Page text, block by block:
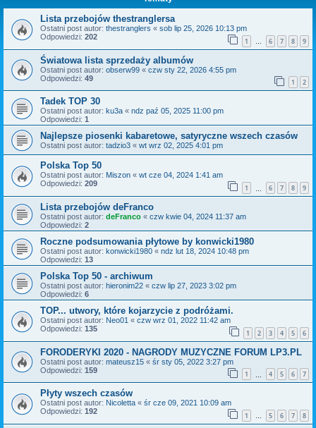
Lista przebojów thestranglersa
Ostatni post autor: thestranglers « sob lip 25, 2026 10:13 pm
Odpowiedzi: 202 1 … 6 7 8 9
Światowa lista sprzedaży albumów
Ostatni post autor: obserw99 « czw sty 22, 2026 4:55 pm
Odpowiedzi: 49 1 2
Tadek TOP 30
Ostatni post autor: ku3a « ndz paź 05, 2025 11:00 pm
Odpowiedzi: 1
Najlepsze piosenki kabaretowe, satyryczne wszech czasów
Ostatni post autor: tadzio3 « wt wrz 02, 2025 4:01 pm
Polska Top 50
Ostatni post autor: Miszon « wt cze 04, 2024 1:41 am
Odpowiedzi: 209 1 6 7 8 9
Lista przebojów deFranco
Ostatni post autor: deFranco « czw kwie 04, 2024 11:37 am
Odpowiedzi: 2
Roczne podsumowania płytowe by konwicki1980
Ostatni post autor: konwicki1980 « ndz lut 18, 2024 10:48 pm
Odpowiedzi: 13
Polska Top 50 - archiwum
Ostatni post autor: hieronim22 « czw lip 27, 2023 3:02 pm
Odpowiedzi: 6
TOP... utwory, które kojarzycie z podróżami.
Ostatni post autor: Neo01 « czw wrz 01, 2022 11:42 am
Odpowiedzi: 135 1 2 3 4 5 6
FORODERYKI 2020 - NAGRODY MUZYCZNE FORUM LP3.PL
Ostatni post autor: mateusz15 « śr sty 05, 2022 3:27 pm
Odpowiedzi: 159 1 4 5 6 7
Płyty wszech czasów
Ostatni post autor: Nicoletta « śr cze 09, 2021 10:09 am
Odpowiedzi: 192 1 … 5 6 7 8